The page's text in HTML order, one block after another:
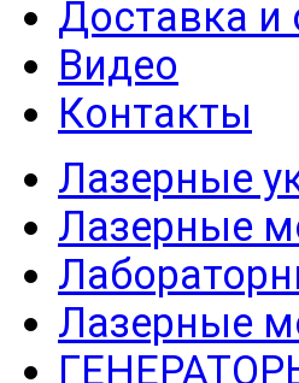
Доставка и
Видео
Контакты
Лазерные
Лазерные
Лазерные